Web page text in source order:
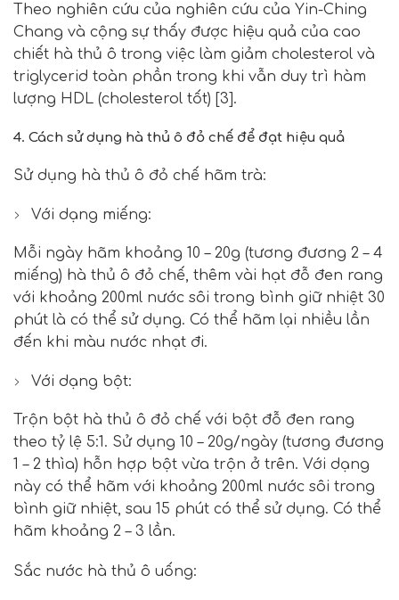
Theo nghiên cứu của nghiên cứu của Yin-Ching
Chang và cộng sự thấy được hiệu quả của cao
chiết hà thủ ô trong việc làm giảm cholesterol và
triglycerid toàn phần trong khi vẫn duy trì hàm
lượng HDL (cholesterol tốt) [3].
4. Cách sử dụng hà thủ ô đỏ chế để đạt hiệu quả
Sử dụng hà thủ ô đỏ chế hãm trà:
Với dạng miếng:
Mỗi ngày hãm khoảng 10 – 20g (tương đương 2 – 4
miếng) hà thủ ô đỏ chế, thêm vài hạt đỗ đen rang
với khoảng 200ml nước sôi trong bình giữ nhiệt 30
phút là có thể sử dụng. Có thể hãm lại nhiều lần
đến khi màu nước nhạt đi.
Với dạng bột:
Trộn bột hà thủ ô đỏ chế với bột đỗ đen rang
theo tỷ lệ 5:1. Sử dụng 10 – 20g/ngày (tương đương
1 – 2 thìa) hỗn hợp bột vừa trộn ở trên. Với dạng
này có thể hãm với khoảng 200ml nước sôi trong
bình giữ nhiệt, sau 15 phút có thể sử dụng. Có thể
hãm khoảng 2 – 3 lần.
Sắc nước hà thủ ô uống: